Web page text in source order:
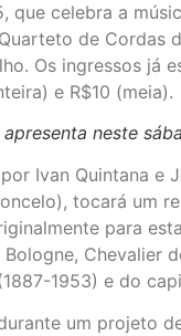
que celebra a
de Cordas
Os ingressos já
e R$10 (meia).
neste
Ivan Quintana e
tocará um
para
Chevalier
1953) e do
um projeto